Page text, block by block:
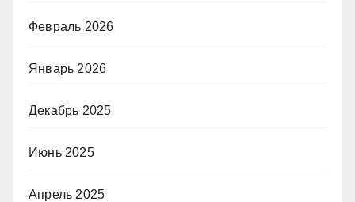
Февраль 2026
Январь 2026
Декабрь 2025
Июнь 2025
Апрель 2025